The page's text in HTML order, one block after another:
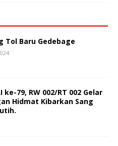
Tol Baru Gedebage
ke-79, RW 002/RT 002 Gelar
Hidmat Kibarkan Sang